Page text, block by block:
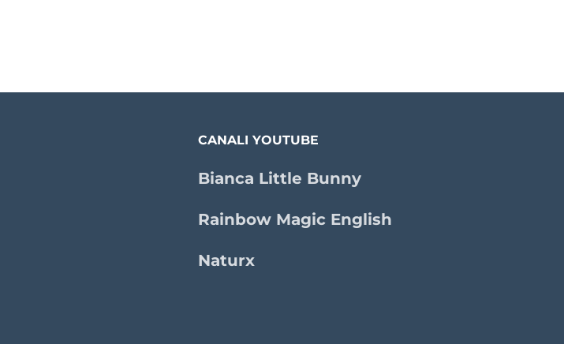
CANALI YOUTUBE
Bianca Little Bunny
Rainbow Magic English
Naturx